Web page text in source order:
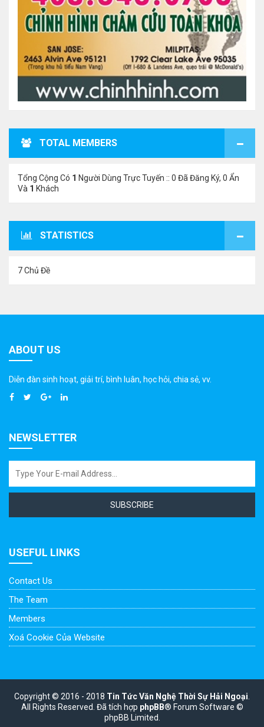
TOTAL MEMBERS
Tổng Cộng Có 1 Người Dùng Trực Tuyến :: 0 Đã Đăng Ký, 0 Ẩn
Và 1 Khách
STATISTICS
7 Chủ Đề
ABOUT US
Diễn đàn sinh hoạt, giải trí, bình luân, học hỏi, chia sẻ, vv.
NEWSLETTER
SUBSCRIBE
USEFUL LINKS
Contact Us
The Team
Members
Xoá Cookie Của Website
Copyright © 2016 - 2018 Tin Tức Văn Nghệ Thời Sự Hải Ngoại
All Rights Reserved. Đã tích hợp phpBB® Forum Software ©
phpBB Limited.